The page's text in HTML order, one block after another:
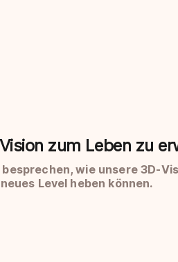
zum Leben zu
besprechen, wie unsere 3D-
Level heben können.